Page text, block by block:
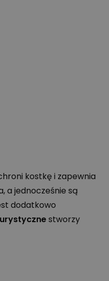
kostkę i zapewnia
a jednocześnie są
dodatkowo
stworzy